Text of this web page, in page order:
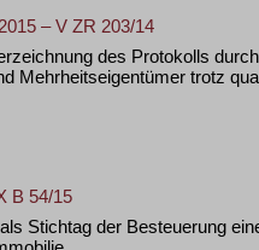
– V ZR 203/14
des Protokolls
Mehrheitseigentümer trotz
B 54/15
Stichtag der Besteuerung